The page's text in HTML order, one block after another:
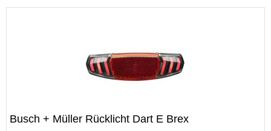
Busch + Müller Rücklicht Dart E Brex